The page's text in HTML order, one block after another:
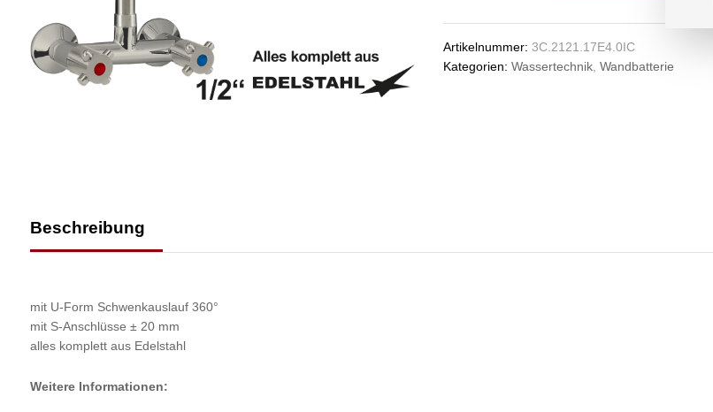
Artikelnummer: 3C.2121.17E4.0IC
Kategorien: Wassertechnik, Wandbatterie
Beschreibung
mit U-Form Schwenkauslauf 360°
mit S-Anschlüsse ± 20 mm
alles komplett aus Edelstahl
Weitere Informationen: